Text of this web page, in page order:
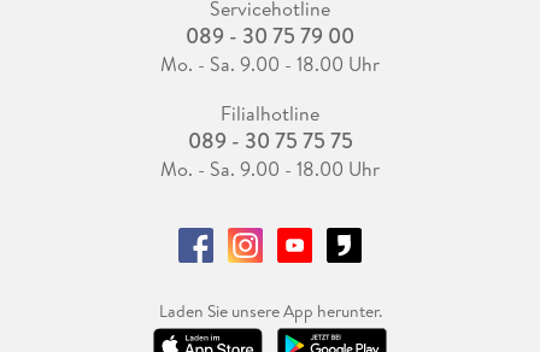
Servicehotline
089 - 30 75 79 00
Mo. - Sa. 9.00 - 18.00 Uhr
Filialhotline
089 - 30 75 75 75
Mo. - Sa. 9.00 - 18.00 Uhr
Laden Sie unsere App herunter.